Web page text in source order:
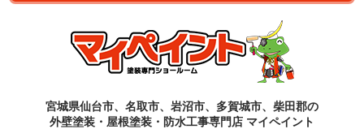
宮城県仙台市、名取市、岩沼市、多賀城市、柴田郡の
外壁塗装・屋根塗装・防水工事専門店 マイペイント